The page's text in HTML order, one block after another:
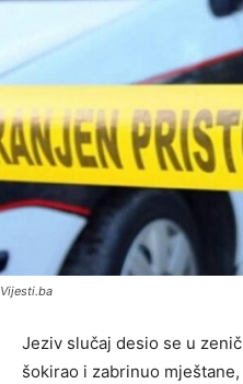
Vijesti.ba
Jeziv slučaj desio se u
šokirao i zabrinuo